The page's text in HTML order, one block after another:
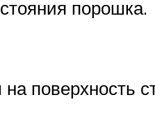
порошка.
поверхность